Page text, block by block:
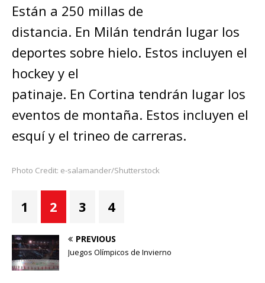
Están a 250 millas de
distancia. En Milán tendrán lugar los
deportes sobre hielo. Estos incluyen el
hockey y el
patinaje. En Cortina tendrán lugar los
eventos de montaña. Estos incluyen el
esquí y el trineo de carreras.
Photo Credit: e-salamander/Shutterstock
1 2 3 4
PREVIOUS
Juegos Olímpicos de Invierno